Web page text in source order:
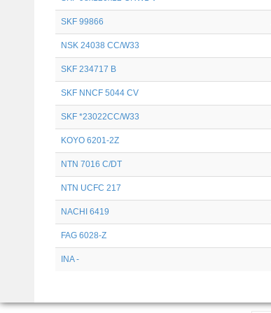
SKF 99866
NSK 24038 CC/W33
SKF 234717 B
SKF NNCF 5044 CV
SKF *23022CC/W33
KOYO 6201-2Z
NTN 7016 C/DT
NTN UCFC 217
NACHI 6419
FAG 6028-Z
INA -